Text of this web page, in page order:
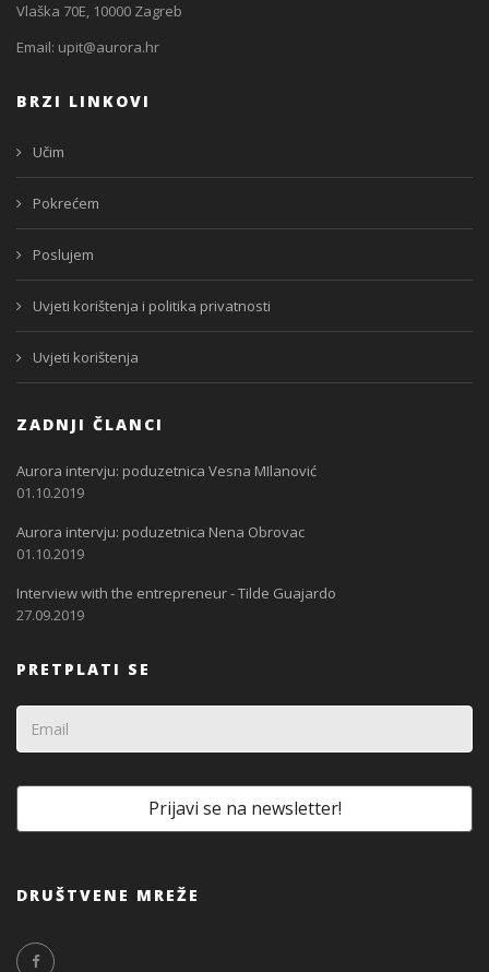
Vlaška 70E, 10000 Zagreb
Email: upit@aurora.hr
BRZI LINKOVI
Učim
Pokrećem
Poslujem
Uvjeti korištenja i politika privatnosti
Uvjeti korištenja
ZADNJI ČLANCI
Aurora intervju: poduzetnica Vesna MIlanović
01.10.2019
Aurora intervju: poduzetnica Nena Obrovac
01.10.2019
Interview with the entrepreneur - Tilde Guajardo
27.09.2019
PRETPLATI SE
DRUŠTVENE MREŽE